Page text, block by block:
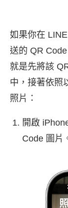
如果你在
送的 QR
就是先將該
中，接著依照
照片：
開啟
Code 圖片